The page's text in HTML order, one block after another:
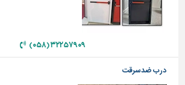
دیوارپوش،
کفپوش
سرویس
بهداشتی
۳۲۲۵۷۹۰۹ (۰۵۸)
درب ضدسرقت